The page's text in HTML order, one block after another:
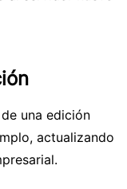
una edición
actualizando